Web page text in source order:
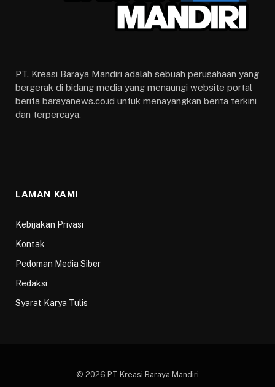
PT. Kreasi Baraya Mandiri adalah sebuah perusahaan yang
bergerak di bidang media yang menaungi website portal
berita barayanews.co.id untuk menayangkan berita terkini
dan terpercaya.
LAMAN KAMI
Kebijakan Privasi
Kontak
Pedoman Media Siber
Redaksi
Syarat Karya Tulis
© 2026 PT Kreasi Baraya Mandiri